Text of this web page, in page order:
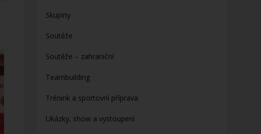
Skupiny
Soutěže
Soutěže – zahraniční
Teambuilding
Trénink a sportovní příprava
Ukázky, show a vystoupení